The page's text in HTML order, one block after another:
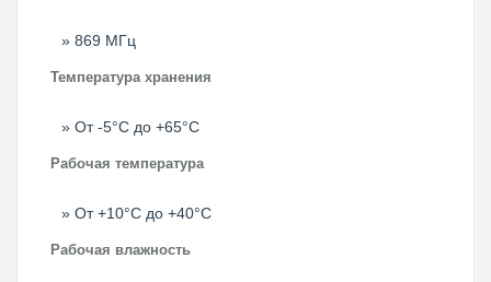
869 МГц
Температура хранения
От -5°C до +65°C
Рабочая температура
От +10°C до +40°C
Рабочая влажность